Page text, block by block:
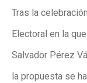
Tras la
Electoral en la
Salvador Pérez
la propuesta se